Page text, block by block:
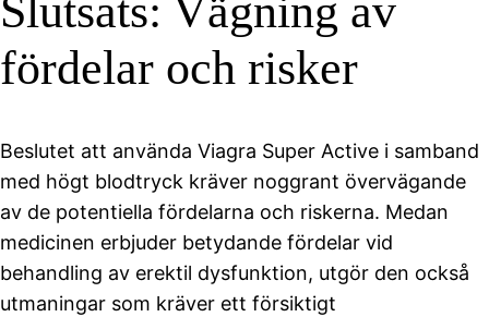
Slutsats: Vägning av
fördelar och risker
Beslutet att använda Viagra Super Active i samband
med högt blodtryck kräver noggrant övervägande
av de potentiella fördelarna och riskerna. Medan
medicinen erbjuder betydande fördelar vid
behandling av erektil dysfunktion, utgör den också
utmaningar som kräver ett försiktigt